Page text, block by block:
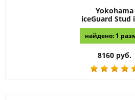
Yokohama
iceGuard Stud
найдено: 1
8160 руб.